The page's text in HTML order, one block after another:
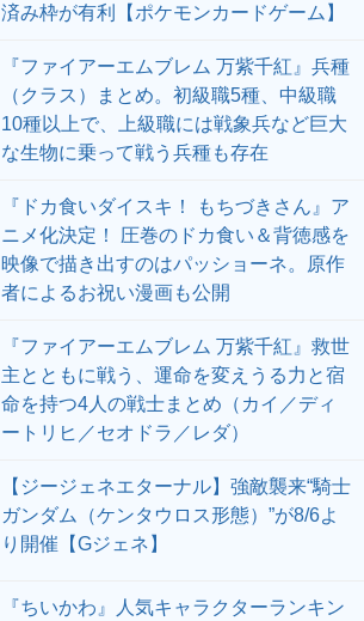
済み枠が有利【ポケモンカードゲーム】
『ファイアーエムブレム 万紫千紅』兵種
（クラス）まとめ。初級職5種、中級職
10種以上で、上級職には戦象兵など巨大
な生物に乗って戦う兵種も存在
『ドカ食いダイスキ！ もちづきさん』ア
ニメ化決定！ 圧巻のドカ食い＆背徳感を
映像で描き出すのはパッショーネ。原作
者によるお祝い漫画も公開
『ファイアーエムブレム 万紫千紅』救世
主とともに戦う、運命を変えうる力と宿
命を持つ4人の戦士まとめ（カイ／ディ
ートリヒ／セオドラ／レダ）
【ジージェネエターナル】強敵襲来“騎士
ガンダム（ケンタウロス形態）”が8/6よ
り開催【Gジェネ】
『ちいかわ』人気キャラクターランキン